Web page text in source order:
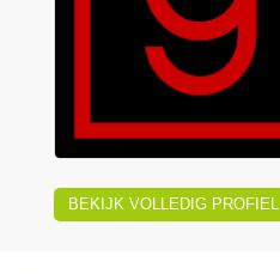
BEKIJK VOLLEDIG PROFIEL